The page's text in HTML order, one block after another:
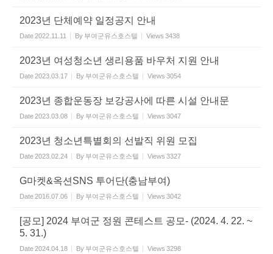
2023년 단체예약 일정공지 안내
Date2022.11.11 By 부여군유스호스텔 Views 3438
2023년 여성청소년 생리용품 바우처 지원 안내
Date2023.03.17 By 부여군유스호스텔 Views 3054
2023년 종합운동장 보강공사에 따른 시설 안내문
Date2023.03.08 By 부여군유스호스텔 Views 3047
2023년 청소년특별회의 선발직 위원 모집
Date2023.02.24 By 부여군유스호스텔 Views 3327
G마켓&옥션SNS 투어단(충남부여)
Date2016.07.06 By 부여군유스호스텔 Views 3042
[공모] 2024 부여군 정원 콘테스트 공모- (2024. 4. 22. ~
5. 31.)
Date2024.04.18 By 부여군유스호스텔 Views 3298